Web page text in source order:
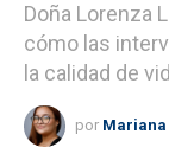
Doña Lorenza
cómo las
la calidad de
por Mariana